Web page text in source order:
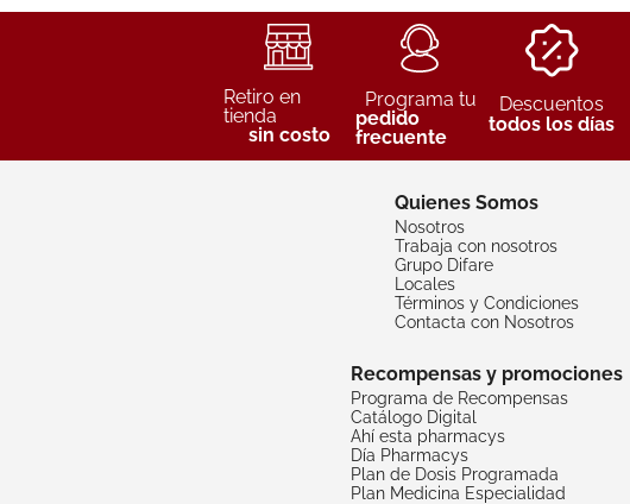
Retiro en
tienda
sin costo
Programa tu
pedido
frecuente
Descuentos
todos los días
Quienes Somos
Nosotros
Trabaja con nosotros
Grupo Difare
Locales
Términos y Condiciones
Contacta con Nosotros
Recompensas y promociones
Programa de Recompensas
Catálogo Digital
Ahí esta pharmacys
Día Pharmacys
Plan de Dosis Programada
Plan Medicina Especialidad